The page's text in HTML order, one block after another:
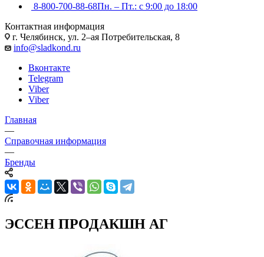
8-800-700-88-68Пн. – Пт.: с 9:00 до 18:00
Контактная информация
г. Челябинск, ул. 2–ая Потребительская, 8
info@sladkond.ru
Вконтакте
Telegram
Viber
Viber
Главная
—
Справочная информация
—
Бренды
ЭССЕН ПРОДАКШН АГ